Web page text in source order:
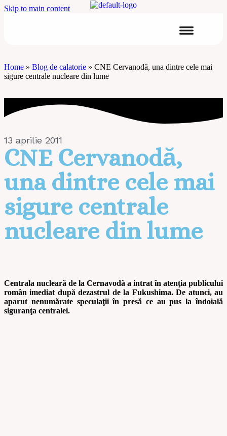
Skip to main content
Home » Blog de calatorie » CNE Cervanodă, una dintre cele mai
sigure centrale nucleare din lume
13 aprilie 2011
CNE Cervanodă,
una dintre cele mai
sigure centrale
nucleare din lume
Centrala nucleară de la Cernavodă a intrat în atenţia publicului
român imediat după dezastrul de la Fukushima. De atunci, au
aparut nenumărate speculaţii în presă ce au pus la îndoială
siguranţa centralei.